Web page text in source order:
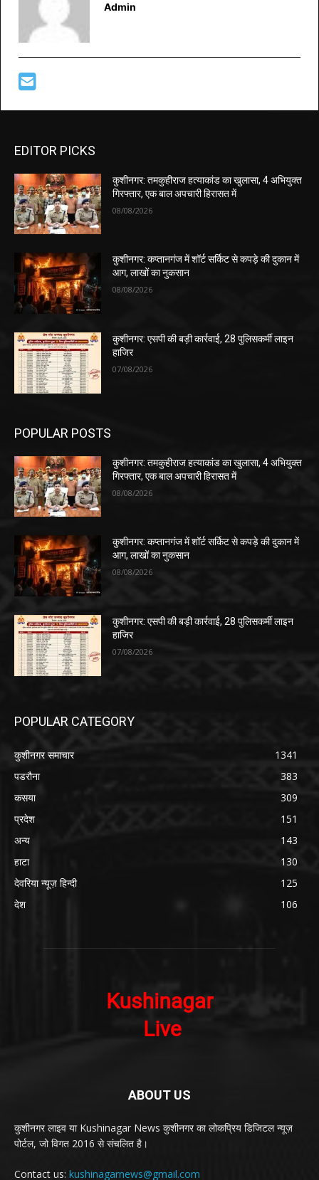
Admin
EDITOR PICKS
कुशीनगर: तमकुहीराज हत्याकांड का खुलासा, 4 अभियुक्त
गिरफ्तार, एक बाल अपचारी हिरासत में
08/08/2026
कुशीनगर: कप्तानगंज में शॉर्ट सर्किट से कपड़े की दुकान में
आग, लाखों का नुकसान
08/08/2026
कुशीनगर: एसपी की बड़ी कार्रवाई, 28 पुलिसकर्मी लाइन
हाजिर
07/08/2026
POPULAR POSTS
कुशीनगर: तमकुहीराज हत्याकांड का खुलासा, 4 अभियुक्त
गिरफ्तार, एक बाल अपचारी हिरासत में
08/08/2026
कुशीनगर: कप्तानगंज में शॉर्ट सर्किट से कपड़े की दुकान में
आग, लाखों का नुकसान
08/08/2026
कुशीनगर: एसपी की बड़ी कार्रवाई, 28 पुलिसकर्मी लाइन
हाजिर
07/08/2026
POPULAR CATEGORY
कुशीनगर समाचार
1341
पडरौना
383
कसया
309
प्रदेश
151
अन्य
143
हाटा
130
देवरिया न्यूज़ हिन्दी
125
देश
106
ABOUT US
कुशीनगर लाइव या Kushinagar News कुशीनगर का लोकप्रिय डिजिटल न्यूज़
पोर्टल, जो विगत 2016 से संचलित है।
Contact us: kushinagarnews@gmail.com